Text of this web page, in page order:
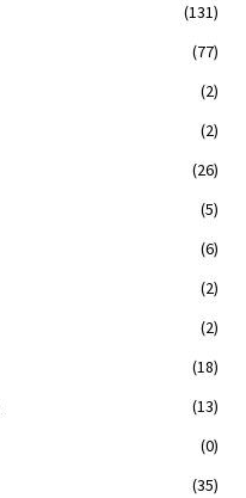
(131)
(77)
(2)
(2)
(26)
(5)
(6)
(2)
(2)
(18)
(13)
(0)
(35)